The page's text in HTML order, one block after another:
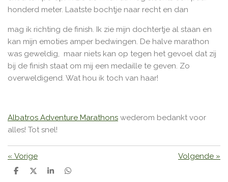
honderd meter. Laatste bochtje naar recht en dan
mag ik richting de finish. Ik zie mijn dochtertje al staan en
kan mijn emoties amper bedwingen. De halve marathon
was geweldig, maar niets kan op tegen het gevoel dat zij
bij de finish staat om mij een medaille te geven. Zo
overweldigend. Wat hou ik toch van haar!
Albatros Adventure Marathons wederom bedankt voor
alles! Tot snel!
« Vorige Volgende »
D
D
S
D